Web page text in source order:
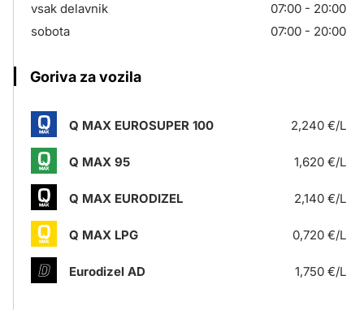
vsak delavnik
07:00 - 20:00
sobota
07:00 - 20:00
Goriva za vozila
Q MAX EUROSUPER 100 2,240 €/L
Q MAX 95 1,620 €/L
Q MAX EURODIZEL 2,140 €/L
Q MAX LPG 0,720 €/L
Eurodizel AD 1,750 €/L